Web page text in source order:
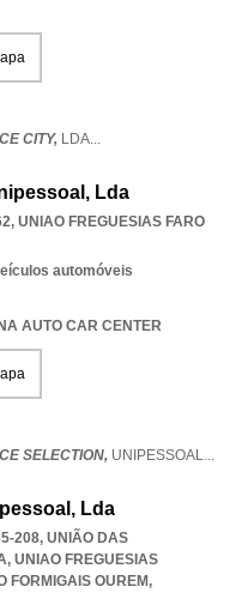
CITY, LDA...
Lda
, UNIAO FREGUESIAS FARO
automóveis
AUTO CAR CENTER
SELECTION, UNIPESSOAL...
Lda
208, UNIÃO DAS
, UNIAO FREGUESIAS
FORMIGAIS OUREM,